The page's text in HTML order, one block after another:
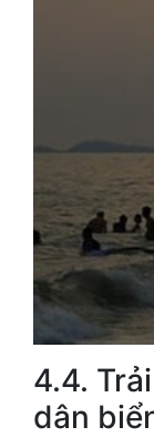
4.4.
dân